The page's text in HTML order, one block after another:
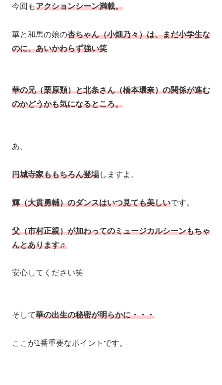
今回もアクションシーン満載。
華と和馬の娘の杏ちゃん（小畑乃々）は、まだ小学生な
のに、あいかわらず強い笑
華の兄（栗原類）と北条さん（橋本環奈）の関係が進む
のかどうかも気になるところ。
あ。
円城寺家ももちろん登場しますよ。
輝（大貫勇輔）のダンスはいつ見ても美しいです。
父（市村正親）が加わってのミュージカルシーンもちゃ
んとあります♬
安心してください笑
そして華の出生の秘密が明らかに・・・
ここが1番重要なポイントです。